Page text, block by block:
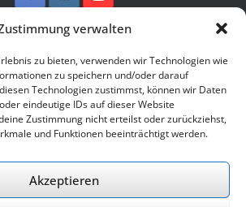
verwalten
zu bieten, verwenden wir Technologien wie
zu speichern und/oder darauf
Technologien zustimmst, können wir Daten
eindeutige IDs auf dieser Website
Zustimmung nicht erteilst oder zurückziehst,
und Funktionen beeinträchtigt werden.
Akzeptieren
e.V.